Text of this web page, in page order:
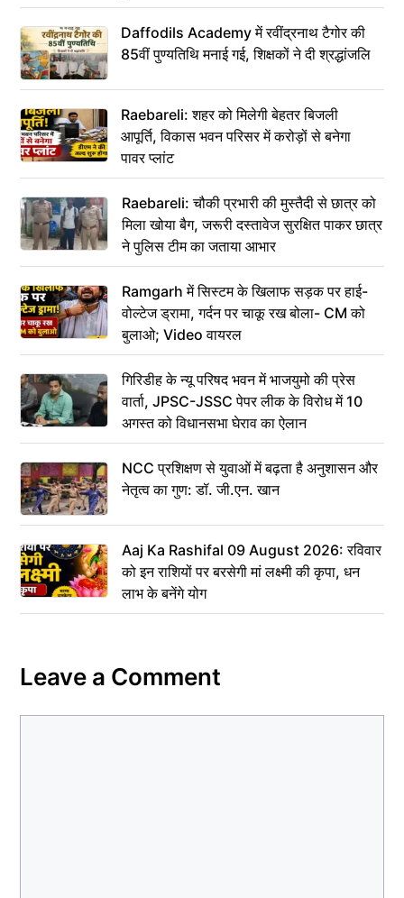
Daffodils Academy में रवींद्रनाथ टैगोर की
85वीं पुण्यतिथि मनाई गई, शिक्षकों ने दी श्रद्धांजलि
Raebareli: शहर को मिलेगी बेहतर बिजली
आपूर्ति, विकास भवन परिसर में करोड़ों से बनेगा
पावर प्लांट
Raebareli: चौकी प्रभारी की मुस्तैदी से छात्र को
मिला खोया बैग, जरूरी दस्तावेज सुरक्षित पाकर छात्र
ने पुलिस टीम का जताया आभार
Ramgarh में सिस्टम के खिलाफ सड़क पर हाई-
वोल्टेज ड्रामा, गर्दन पर चाकू रख बोला- CM को
बुलाओ; Video वायरल
गिरिडीह के न्यू परिषद भवन में भाजयुमो की प्रेस
वार्ता, JPSC-JSSC पेपर लीक के विरोध में 10
अगस्त को विधानसभा घेराव का ऐलान
NCC प्रशिक्षण से युवाओं में बढ़ता है अनुशासन और
नेतृत्व का गुण: डॉ. जी.एन. खान
Aaj Ka Rashifal 09 August 2026: रविवार
को इन राशियों पर बरसेगी मां लक्ष्मी की कृपा, धन
लाभ के बनेंगे योग
Leave a Comment